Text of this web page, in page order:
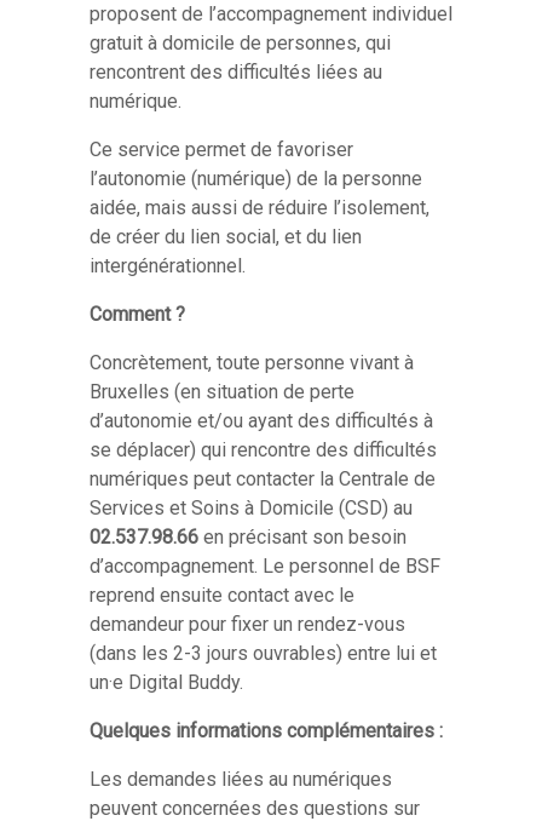
proposent de l’accompagnement individuel
gratuit à domicile de personnes, qui
rencontrent des difficultés liées au
numérique.
Ce service permet de favoriser
l’autonomie (numérique) de la personne
aidée, mais aussi de réduire l’isolement,
de créer du lien social, et du lien
intergénérationnel.
Comment ?
Concrètement, toute personne vivant à
Bruxelles (en situation de perte
d’autonomie et/ou ayant des difficultés à
se déplacer) qui rencontre des difficultés
numériques peut contacter la Centrale de
Services et Soins à Domicile (CSD) au
02.537.98.66 en précisant son besoin
d’accompagnement. Le personnel de BSF
reprend ensuite contact avec le
demandeur pour fixer un rendez-vous
(dans les 2-3 jours ouvrables) entre lui et
un·e Digital Buddy.
Quelques informations complémentaires :
Les demandes liées au numériques
peuvent concernées des questions sur